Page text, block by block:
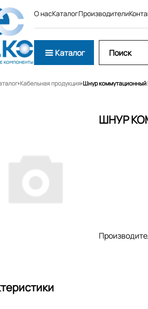
О насКаталогПроизводители
Каталог
Кабельная продукция Шнур коммутационный
ШНУР